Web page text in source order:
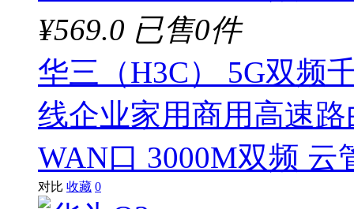
¥569.0 已售0件
华三（H3C） 5G双频
线企业家用商用高速
WAN口 3000M双频 云
对比 收藏 0